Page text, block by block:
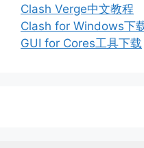
Clash Verge中文教程
Clash for Windows下
GUI for Cores工具下载